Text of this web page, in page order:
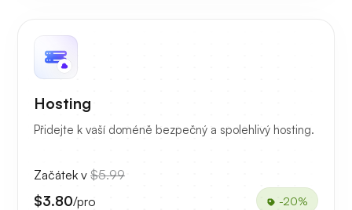
Hosting
Přidejte k vaší doméně bezpečný a spolehlivý hosting.
Začátek v $5.99
$3.80/pro -20%